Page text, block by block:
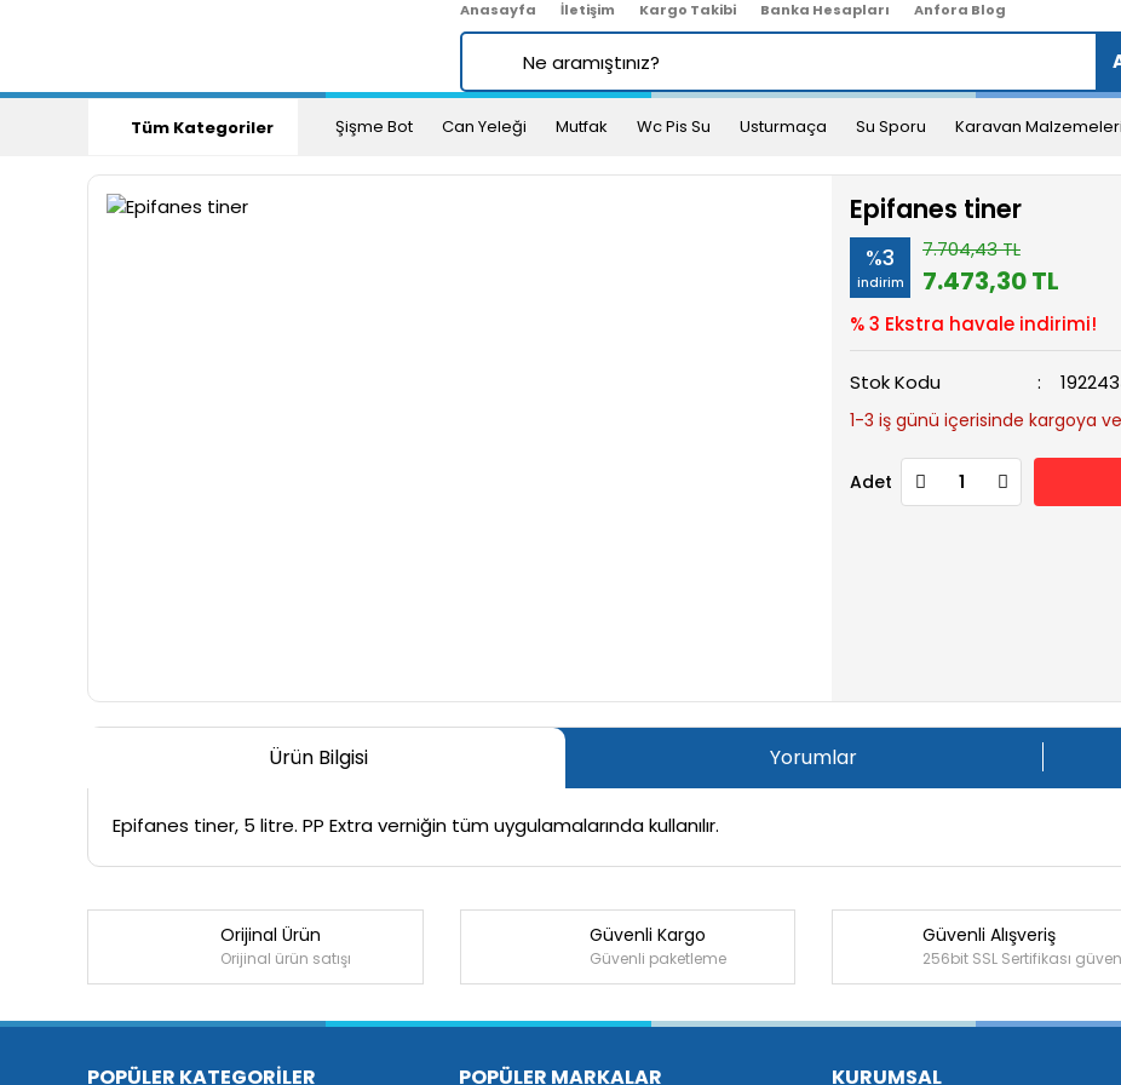
Anasayfa İletişim Kargo Takibi Banka Hesapları Anfora Blog
Tüm Kategoriler Şişme Bot Can Yeleği Mutfak Wc Pis Su Usturmaça Su Sporu Karavan Malzemeleri
Epifanes tiner
%3
indirim
7.704,43 TL
7.473,30 TL
% 3 Ekstra havale indirimi!
Stok Kodu
1-3 iş günü içerisinde kargoya
Adet
Ürün Bilgisi Yorumlar
Epifanes tiner, 5 litre. PP Extra verniğin tüm uygulamalarında kullanılır.
Bu ürüne ilk yorumu siz yapın!
Orijinal Ürün
Orijinal ürün satışı
Güvenli Kargo
Güvenli paketleme
Güvenli Alışveriş
256bit SSL Sertifikası
POPÜLER KATEGORİLER POPÜLER MARKALAR KURUMSAL